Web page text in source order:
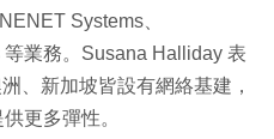
Systems、
業務。Susana Halliday 表
、新加坡皆設有網絡基建，
更多彈性。